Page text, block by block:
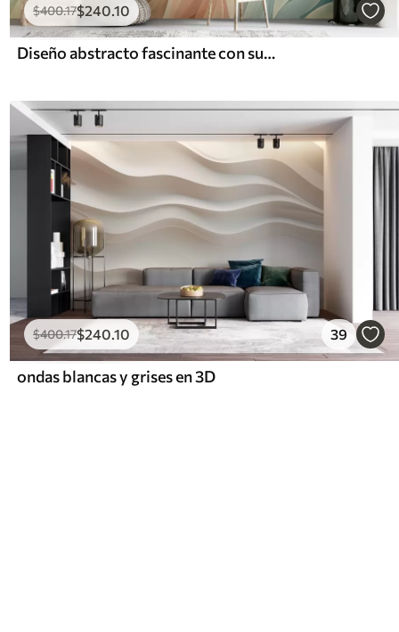
$400.17$240.10
Diseño abstracto fascinante con suaves ondas pastel
$400.17$240 .10 39
ondas blancas y grises en 3D